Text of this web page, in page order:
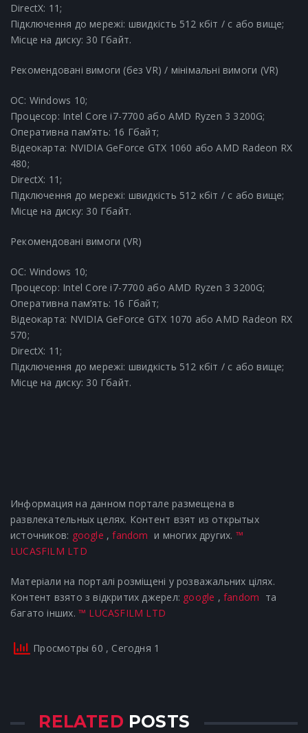
DirectX: 11;
Підключення до мережі: швидкість 512 кбіт / с або вище;
Місце на диску: 30 Гбайт.
Рекомендовані вимоги (без VR) / мінімальні вимоги (VR)
ОС: Windows 10;
Процесор: Intel Core i7-7700 або AMD Ryzen 3 3200G;
Оперативна пам’ять: 16 Гбайт;
Відеокарта: NVIDIA GeForce GTX 1060 або AMD Radeon RX
480;
DirectX: 11;
Підключення до мережі: швидкість 512 кбіт / с або вище;
Місце на диску: 30 Гбайт.
Рекомендовані вимоги (VR)
OC: Windows 10;
Процесор: Intel Core i7-7700 або AMD Ryzen 3 3200G;
Оперативна пам’ять: 16 Гбайт;
Відеокарта: NVIDIA GeForce GTX 1070 або AMD Radeon RX
570;
DirectX: 11;
Підключення до мережі: швидкість 512 кбіт / с або вище;
Місце на диску: 30 Гбайт.
Информация на данном портале размещена в
развлекательных целях. Контент взят из открытых
источников: google ,fandom и многих других. ™
LUCASFILM LTD
Матеріали на порталі розміщені у розважальних цілях.
Контент взято з відкритих джерел: google ,fandom та
багато інших. ™ LUCASFILM LTD
Просмотры 60 , Сегодня 1
RELATED POSTS